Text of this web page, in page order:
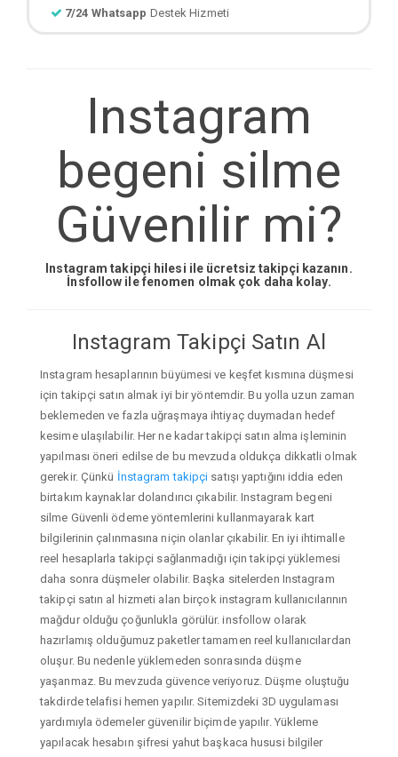
7/24 Whatsapp Destek Hizmeti
Instagram
begeni silme
Güvenilir mi?
Instagram takipçi hilesi ile ücretsiz takipçi kazanın.
İnsfollow ile fenomen olmak çok daha kolay.
Instagram Takipçi Satın Al
Instagram hesaplarının büyümesi ve keşfet kısmına düşmesi
için takipçi satın almak iyi bir yöntemdir. Bu yolla uzun zaman
beklemeden ve fazla uğraşmaya ihtiyaç duymadan hedef
kesime ulaşılabilir. Her ne kadar takipçi satın alma işleminin
yapılması öneri edilse de bu mevzuda oldukça dikkatli olmak
gerekir. Çünkü İnstagram takipçi satışı yaptığını iddia eden
birtakım kaynaklar dolandırıcı çıkabilir. Instagram begeni
silme Güvenli ödeme yöntemlerini kullanmayarak kart
bilgilerinin çalınmasına niçin olanlar çıkabilir. En iyi ihtimalle
reel hesaplarla takipçi sağlanmadığı için takipçi yüklemesi
daha sonra düşmeler olabilir. Başka sitelerden Instagram
takipçi satın al hizmeti alan birçok instagram kullanıcılarının
mağdur olduğu çoğunlukla görülür. insfollow olarak
hazırlamış olduğumuz paketler tamamen reel kullanıcılardan
oluşur. Bu nedenle yüklemeden sonrasında düşme
yaşanmaz. Bu mevzuda güvence veriyoruz. Düşme oluştuğu
takdirde telafisi hemen yapılır. Sitemizdeki 3D uygulaması
yardımıyla ödemeler güvenilir biçimde yapılır. Yükleme
yapılacak hesabın şifresi yahut başkaca hususi bilgiler